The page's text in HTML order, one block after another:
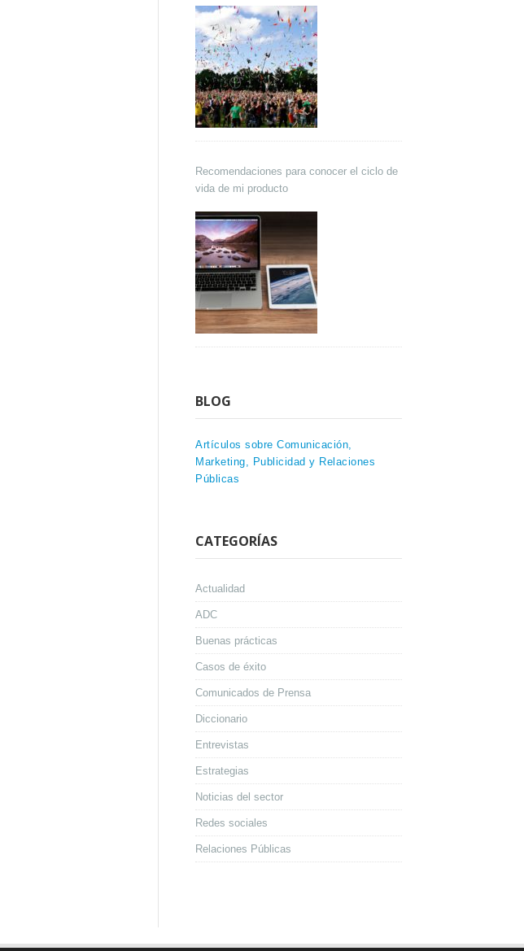
Recomendaciones para conocer el ciclo de
vida de mi producto
BLOG
Artículos sobre Comunicación,
Marketing, Publicidad y Relaciones
Públicas
CATEGORÍAS
Actualidad
ADC
Buenas prácticas
Casos de éxito
Comunicados de Prensa
Diccionario
Entrevistas
Estrategias
Noticias del sector
Redes sociales
Relaciones Públicas